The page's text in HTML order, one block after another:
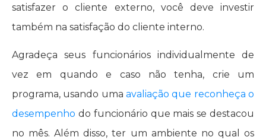
satisfazer o cliente externo, você deve investir
também na satisfação do cliente interno.
Agradeça seus funcionários individualmente de
vez em quando e caso não tenha, crie um
programa, usando uma avaliação que reconheça o
desempenho do funcionário que mais se destacou
no mês. Além disso, ter um ambiente no qual os